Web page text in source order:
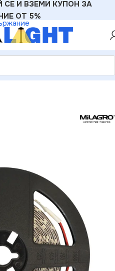
СЕ И ВЗЕМИ КУПОН ЗА
ОТ 5%
лента 60/m 4000K IP20 5m